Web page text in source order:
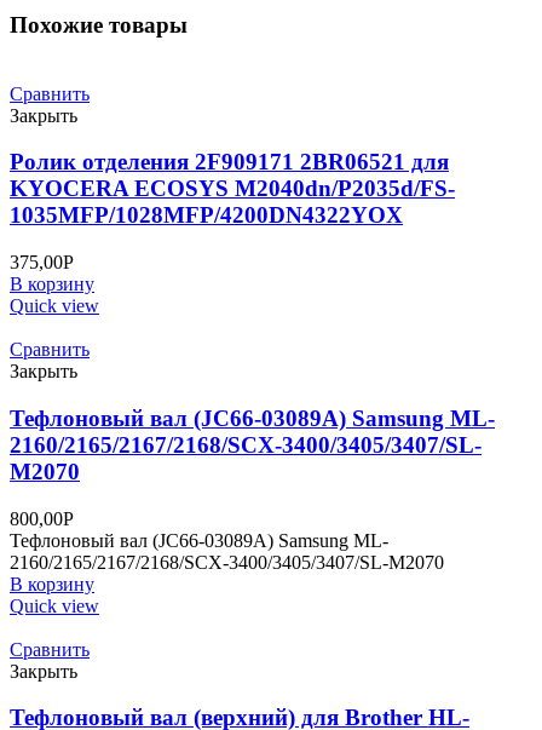
Похожие товары
Сравнить
Закрыть
Ролик отделения 2F909171 2BR06521 для
KYOCERA ECOSYS M2040dn/P2035d/FS-
1035MFP/1028MFP/4200DN4322YOX
375,00Р
В корзину
Quick view
Сравнить
Закрыть
Тефлоновый вал (JC66-03089A) Samsung ML-
2160/2165/2167/2168/SCX-3400/3405/3407/SL-
M2070
800,00Р
Тефлоновый вал (JC66-03089A) Samsung ML-
2160/2165/2167/2168/SCX-3400/3405/3407/SL-M2070
В корзину
Quick view
Сравнить
Закрыть
Тефлоновый вал (верхний) для Brother HL-